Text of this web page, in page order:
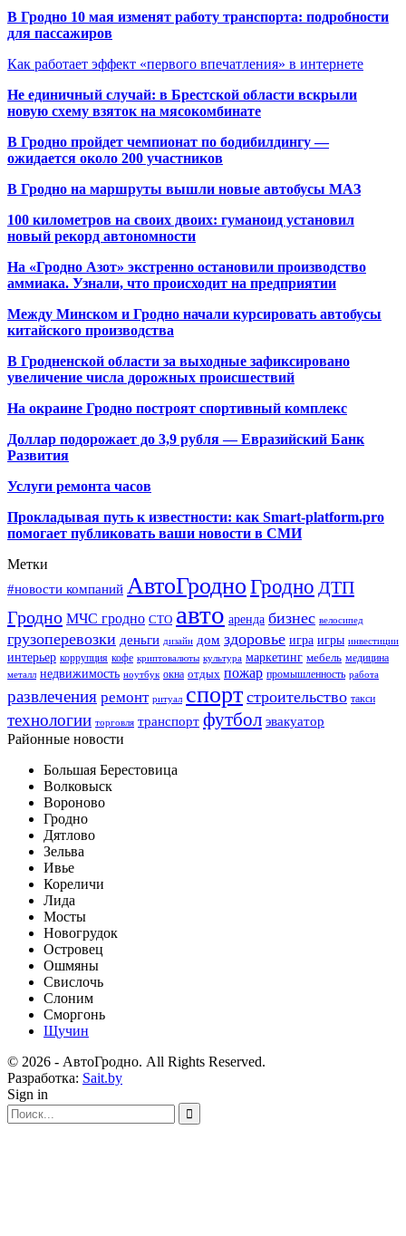
В Гродно 10 мая изменят работу транспорта: подробности
для пассажиров
Как работает эффект «первого впечатления» в интернете
Не единичный случай: в Брестской области вскрыли
новую схему взяток на мясокомбинате
В Гродно пройдет чемпионат по бодибилдингу —
ожидается около 200 участников
В Гродно на маршруты вышли новые автобусы МАЗ
100 километров на своих двоих: гуманоид установил
новый рекорд автономности
На «Гродно Азот» экстренно остановили производство
аммиака. Узнали, что происходит на предприятии
Между Минском и Гродно начали курсировать автобусы
китайского производства
В Гродненской области за выходные зафиксировано
увеличение числа дорожных происшествий
На окраине Гродно построят спортивный комплекс
Доллар подорожает до 3,9 рубля — Евразийский Банк
Развития
Услуги ремонта часов
Прокладывая путь к известности: как Smart-platform.pro
помогает публиковать ваши новости в СМИ
Метки
#новости компаний АвтоГродноГродно ДТП
Гродно МЧС гродно СТО авто аренда бизнес велосипед
грузоперевозки деньги дизайн дом здоровье игра игры инвестиции
интерьер коррупция кофе криптовалюты культура маркетинг мебель медицина
металл недвижимость ноутбук окна отдых пожар промышленность работа
развлечения ремонт ритуал спорт строительство такси
технологии торговля транспорт футбол эвакуатор
Районные новости
Большая Берестовица
Волковыск
Вороново
Гродно
Дятлово
Зельва
Ивье
Кореличи
Лида
Мосты
Новогрудок
Островец
Ошмяны
Свислочь
Слоним
Сморгонь
Щучин
© 2026 - АвтоГродно. All Rights Reserved.
Разработка: Sait.by
Sign in